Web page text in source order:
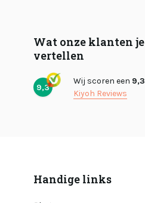
Wat onze klanten je
vertellen
9,3
Wij scoren een 9,3
Kiyoh Reviews
Handige links